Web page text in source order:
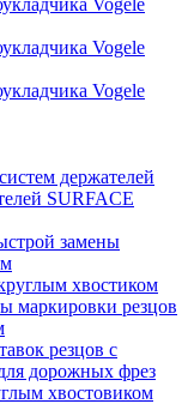
Vogele
Vogele
Vogele
держателей
SURFACE
замены
хвостиком
маркировки резцов
резцов с
дорожных фрез
хвостовиком